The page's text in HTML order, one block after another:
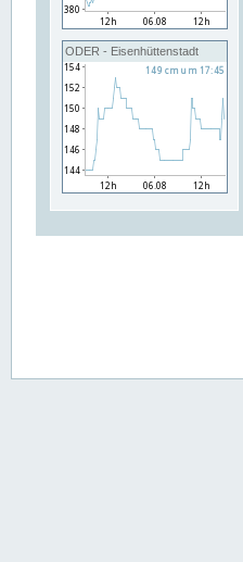
ODER - Eisenhüttenstadt